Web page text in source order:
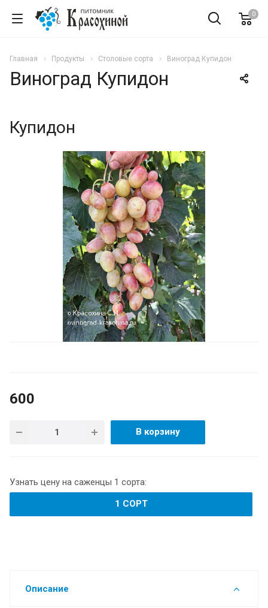
0
Главная Продукты Столовые сорта Виноград Купидон
Виноград Купидон
Купидон
600
В корзину
Узнать цену на саженцы 1 сорта:
1 СОРТ
Описание